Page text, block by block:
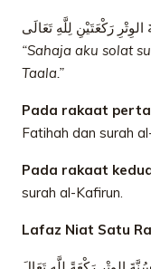
رَكْعَتَيْنِ لِلَّهِ تَعَالَى
“Sahaja aku solat
Taala.”
Pada rakaat
Fatihah dan surah
Pada rakaat
surah al-Kafirun.
Lafaz Niat Satu